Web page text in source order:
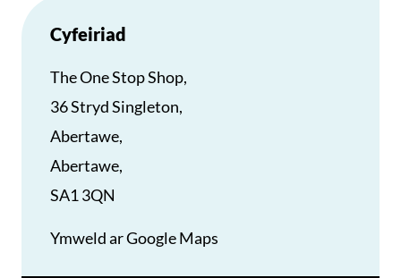
Cyfeiriad
The One Stop Shop,
36 Stryd Singleton,
Abertawe,
Abertawe,
SA1 3QN
Ymweld ar Google Maps